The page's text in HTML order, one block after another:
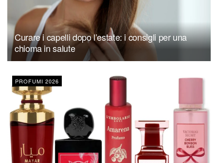
Curare i capelli dopo l’estate: i consigli per una
chioma in salute
PROFUMI 2026